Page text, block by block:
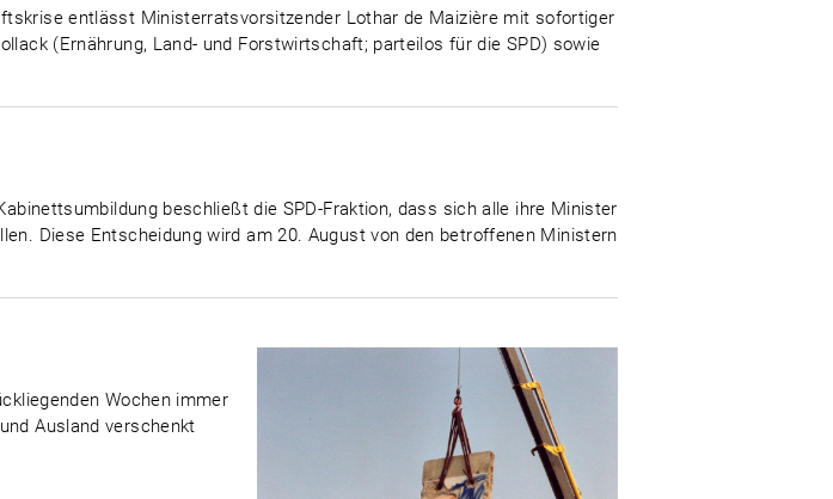
entlässt Ministerratsvorsitzender Lothar de Maizière mit sofortiger
(Ernährung, Land- und Forstwirtschaft; parteilos für die SPD) sowie
beschließt die SPD-Fraktion, dass sich alle ihre Minister
Diese Entscheidung wird am 20. August von den betroffenen Ministern
Wochen immer
Ausland verschenkt